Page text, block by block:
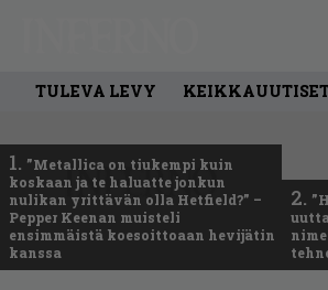
TULEVA LEVY
1. ”Metallica on tiukempi kuin
koskaan ja te haluatte jonkun
nulikan yrittävän olla Hetfield?” –
Pepper Keenan muisteli
ensimmäistä koesoittoaan hevijätin
kanssa
2.